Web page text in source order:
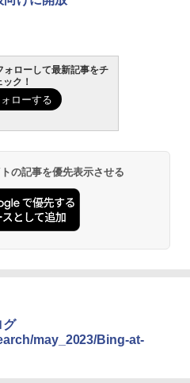
ォローして最新記事をチ
ック！
の記事を優先表示させる
グ
may_2023/Bing-at-